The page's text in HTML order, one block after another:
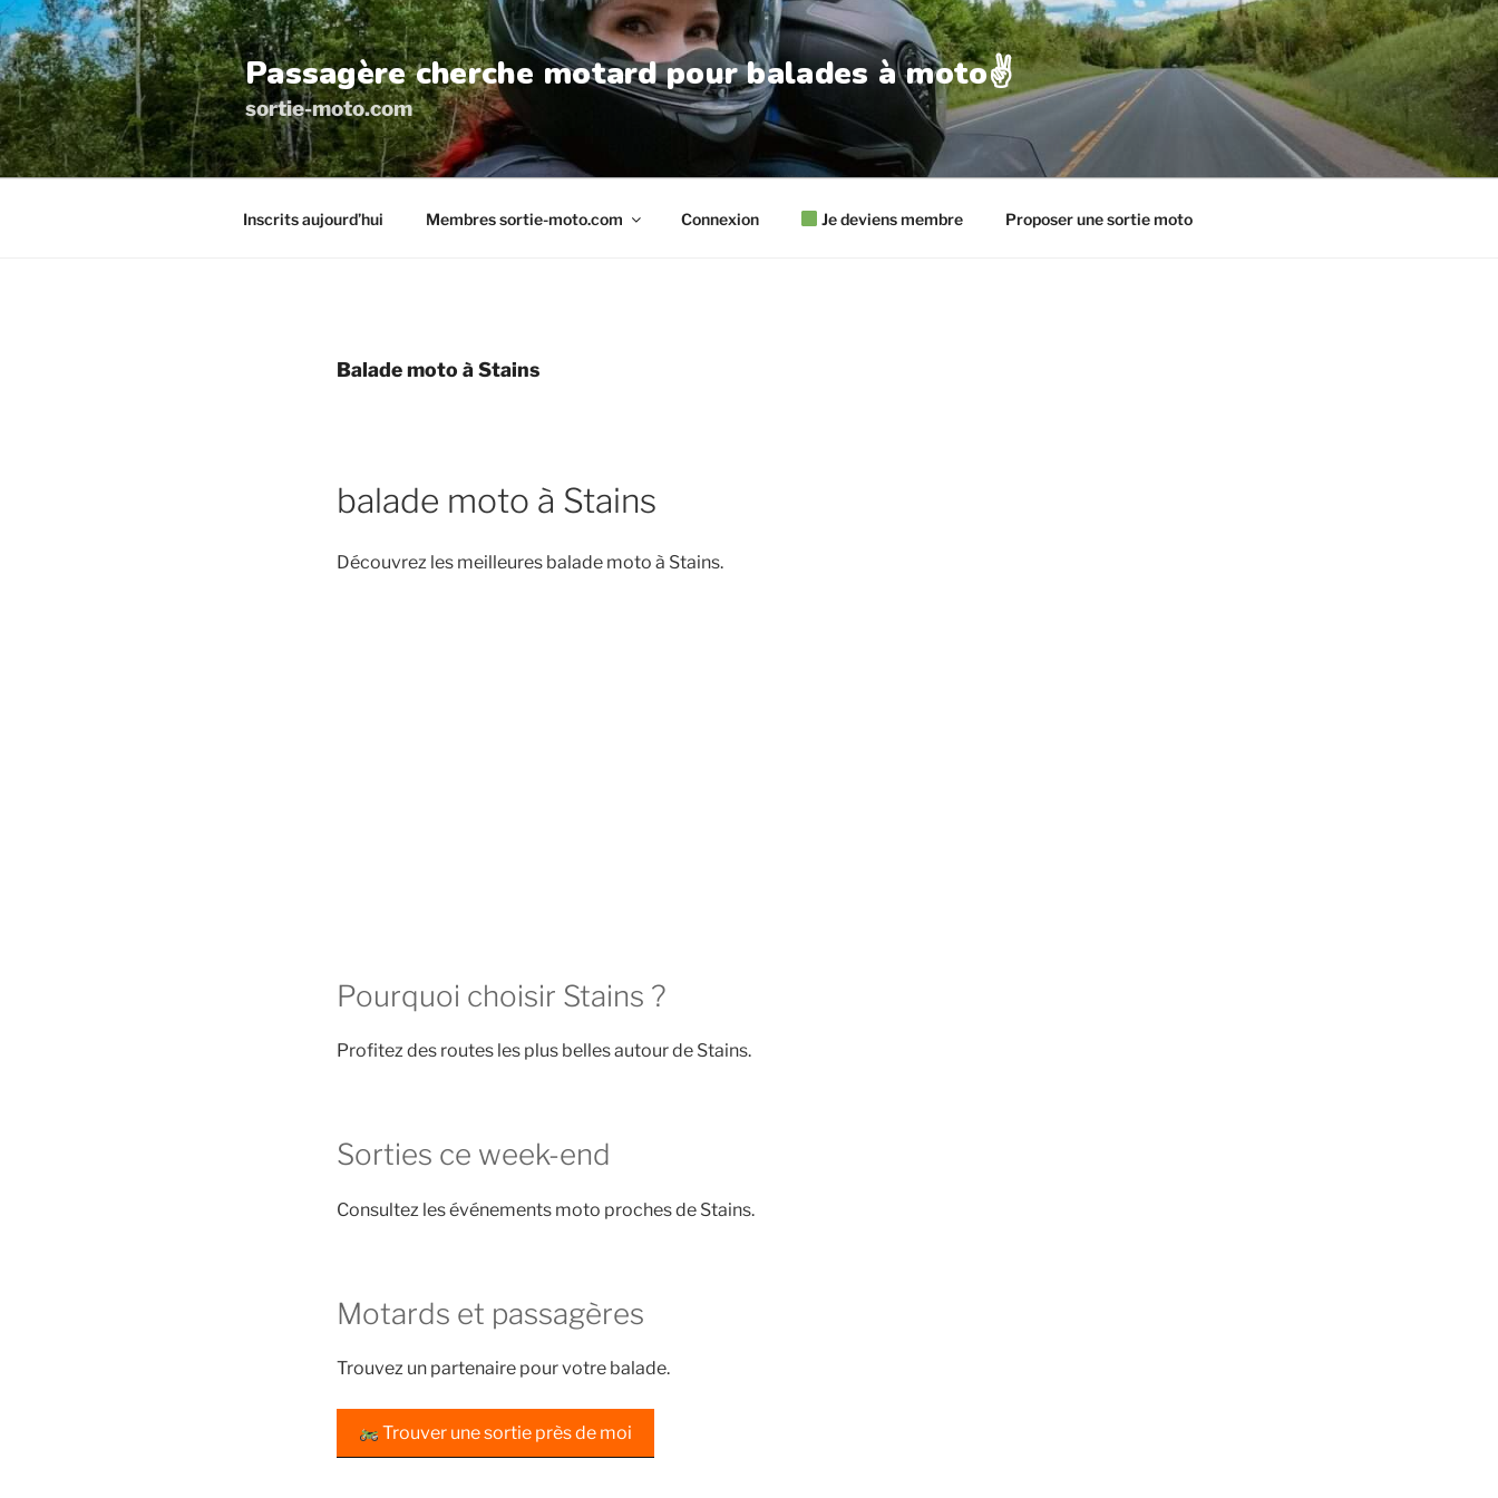
Aller
au
contenu
principal
Passagère cherche motard pour balades à moto✌️
sortie-moto.com
Inscrits aujourd’hui Membres sortie-moto.com Connexion Je deviens membre Proposer une sortie moto
Balade moto à Stains
balade moto à Stains
Découvrez les meilleures balade moto à Stains.
Pourquoi choisir Stains ?
Profitez des routes les plus belles autour de Stains.
Sorties ce week-end
Consultez les événements moto proches de Stains.
Motards et passagères
Trouvez un partenaire pour votre balade.
Trouver une sortie près de moi